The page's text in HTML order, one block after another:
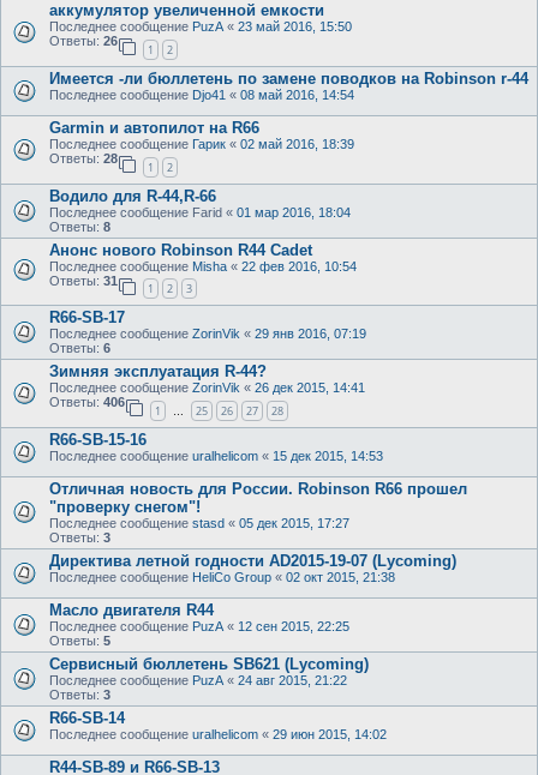
аккумулятор увеличенной емкости
Последнее сообщение PuzA « 23 май 2016, 15:50
Ответы: 26
1 2
Имеется -ли бюллетень по замене поводков на Robinson r-44
Последнее сообщение Djo41 « 08 май 2016, 14:54
Garmin и автопилот на R66
Последнее сообщение Гарик « 02 май 2016, 18:39
Ответы: 28
1 2
Водило для R-44,R-66
Последнее сообщение Farid « 01 мар 2016, 18:04
Ответы: 8
Анонс нового Robinson R44 Cadet
Последнее сообщение Misha « 22 фев 2016, 10:54
Ответы: 31
1 2 3
R66-SB-17
Последнее сообщение ZorinVik « 29 янв 2016, 07:19
Ответы: 6
Зимняя эксплуатация R-44?
Последнее сообщение ZorinVik « 26 дек 2015, 14:41
Ответы: 406
1 … 25 26 27 28
R66-SB-15-16
Последнее сообщение uralhelicom « 15 дек 2015, 14:53
Отличная новость для России. Robinson R66 прошел
"проверку снегом"!
Последнее сообщение stasd « 05 дек 2015, 17:27
Ответы: 3
Директива летной годности AD2015-19-07 (Lycoming)
Последнее сообщение HeliCo Group « 02 окт 2015, 21:38
Масло двигателя R44
Последнее сообщение PuzA « 12 сен 2015, 22:25
Ответы: 5
Сервисный бюллетень SB621 (Lycoming)
Последнее сообщение PuzA « 24 авг 2015, 21:22
Ответы: 3
R66-SB-14
Последнее сообщение uralhelicom « 29 июн 2015, 14:02
R44-SB-89 и R66-SB-13